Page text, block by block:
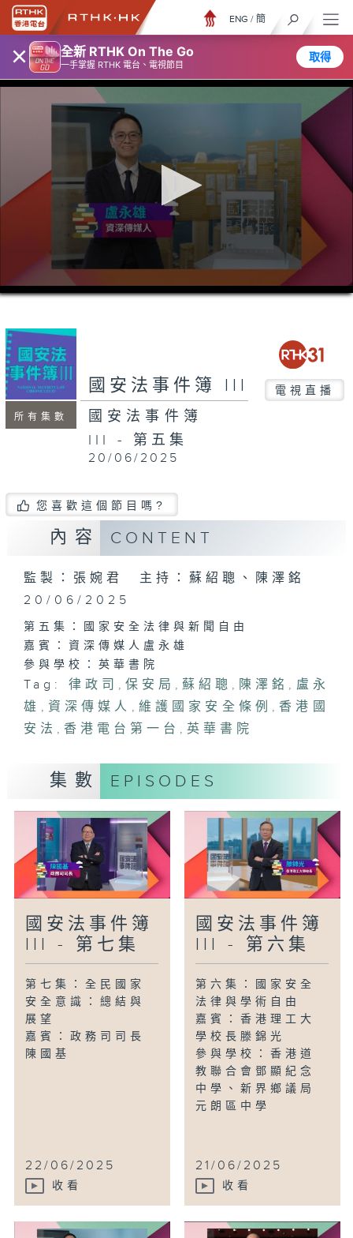
× 全新 RTHK On The Go
一手掌握 RTHK 電台、電視節目
取得
ENG / 簡
0
seconds
seconds
所有集數
國安法事件簿 III 電視直播
國安法事件簿
III - 第五集
20/06/2025
您喜歡這個節目嗎?
內容 CONTENT
監製：張婉君 主持：蘇紹聰、陳澤銘
20/06/2025
第五集：國家安全法律與新聞自由
嘉賓：資深傳媒人盧永雄
參與學校：英華書院
Tag: 律政司 , 保安局 , 蘇紹聰 , 陳澤銘 , 盧永
雄 , 資深傳媒人 , 維護國家安全條例 , 香港國
安法 , 香港電台第一台 ,英華書院
集數 EPISODES
國安法事件簿
III - 第七集
第七集：全民國家
安全意識：總結與
展望
嘉賓：政務司司長
陳國基
22/06/2025
收看
國安法事件簿
III - 第六集
第六集：國家安全
法律與學術自由
嘉賓：香港理工大
學校長滕錦光
參與學校：香港道
教聯合會鄧顯紀念
中學、新界鄉議局
元朗區中學
21/06/2025
收看